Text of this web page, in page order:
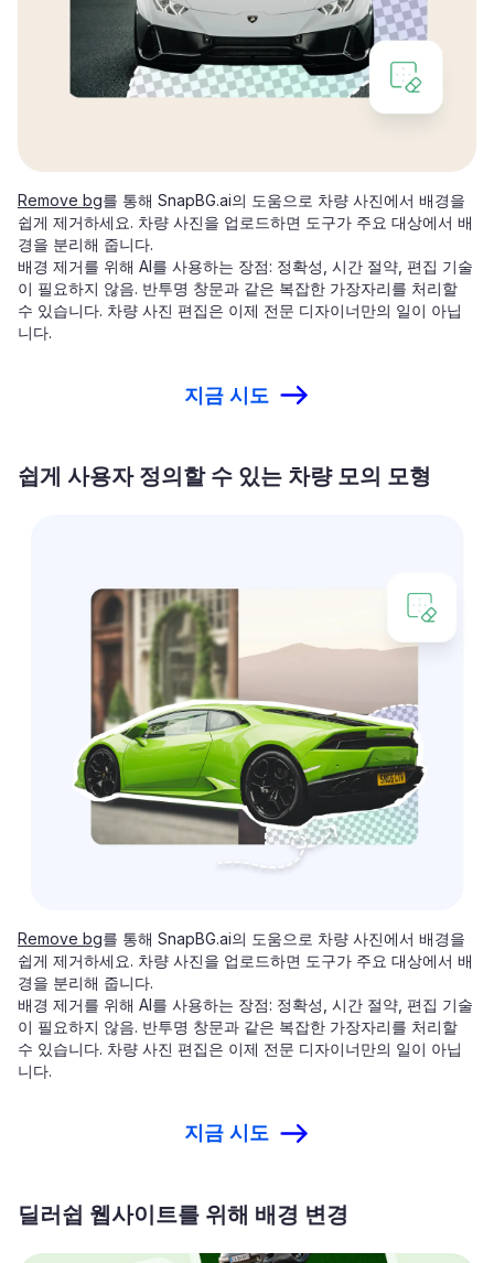
Remove bg를 통해 SnapBG.ai의 도움으로 차량 사진에서 배경을
쉽게 제거하세요. 차량 사진을 업로드하면 도구가 주요 대상에서 배
경을 분리해 줍니다.
배경 제거를 위해 AI를 사용하는 장점: 정확성, 시간 절약, 편집 기술
이 필요하지 않음. 반투명 창문과 같은 복잡한 가장자리를 처리할
수 있습니다. 차량 사진 편집은 이제 전문 디자이너만의 일이 아닙
니다.
지금 시도
쉽게 사용자 정의할 수 있는 차량 모의 모형
Remove bg를 통해 SnapBG.ai의 도움으로 차량 사진에서 배경을
쉽게 제거하세요. 차량 사진을 업로드하면 도구가 주요 대상에서 배
경을 분리해 줍니다.
배경 제거를 위해 AI를 사용하는 장점: 정확성, 시간 절약, 편집 기술
이 필요하지 않음. 반투명 창문과 같은 복잡한 가장자리를 처리할
수 있습니다. 차량 사진 편집은 이제 전문 디자이너만의 일이 아닙
니다.
지금 시도
딜러쉽 웹사이트를 위해 배경 변경